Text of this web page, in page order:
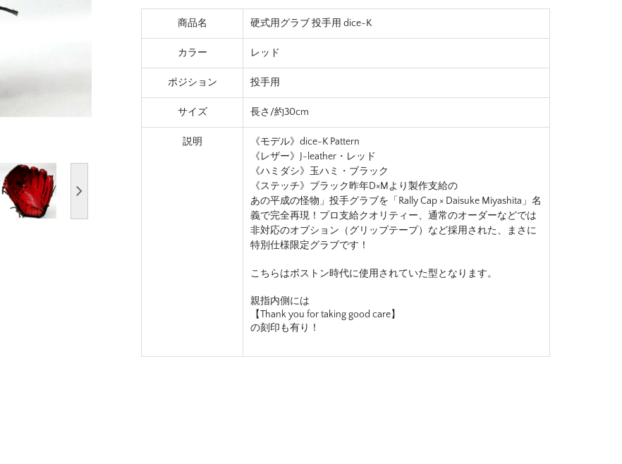
商品名 硬式用グラブ 投手用 dice-K
カラー レッド
ポジション 投手用
サイズ 長さ/約30cm
説明
《モデル》dice-K Pattern
《レザー》J-leather・レッド
《ハミダシ》玉ハミ・ブラック
《ステッチ》ブラック昨年D×Mより製作支給の
あの平成の怪物」投手グラブを「Rally Cap × Daisuke Miyashita」名
義で完全再現！プロ支給クオリティー、通常のオーダーなどでは
非対応のオプション（グリップテープ）など採用された、まさに
特別仕様限定グラブです！
こちらはボストン時代に使用されていた型となります。
親指内側には
【Thank you for taking good care】
の刻印も有り！